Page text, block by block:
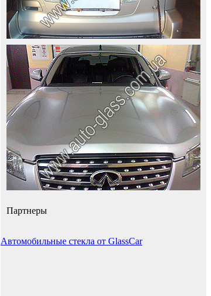
Партнеры
Автомобильные стекла от GlassCar